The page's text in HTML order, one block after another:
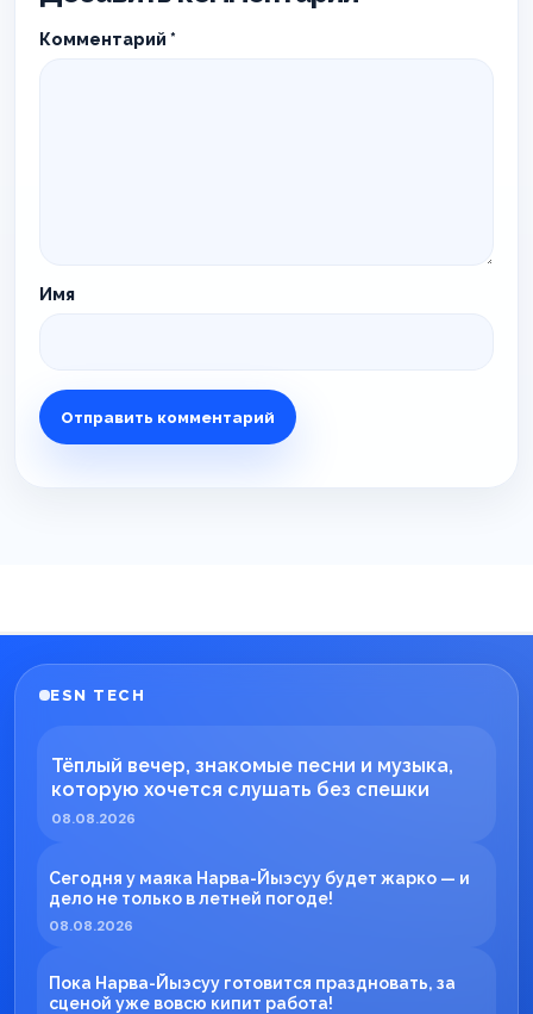
Комментарий *
Имя
ESN TECH
Тёплый вечер, знакомые песни и музыка,
которую хочется слушать без спешки
08.08.2026
Сегодня у маяка Нарва-Йыэсуу будет жарко — и
дело не только в летней погоде!
08.08.2026
Пока Нарва-Йыэсуу готовится праздновать, за
сценой уже вовсю кипит работа!